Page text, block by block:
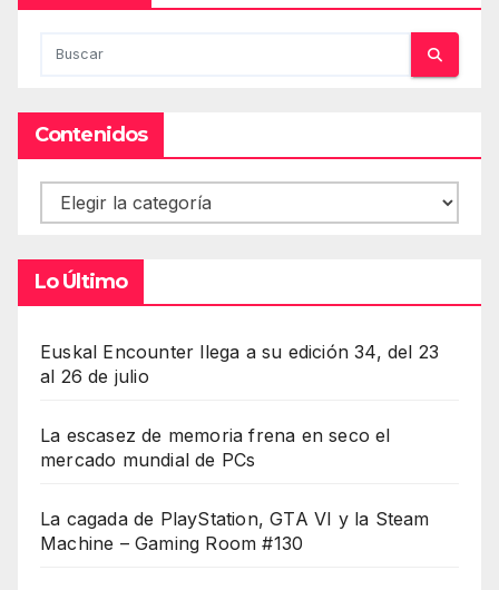
Contenidos
Contenidos
Lo Último
Euskal Encounter llega a su edición 34, del 23
al 26 de julio
La escasez de memoria frena en seco el
mercado mundial de PCs
La cagada de PlayStation, GTA VI y la Steam
Machine – Gaming Room #130